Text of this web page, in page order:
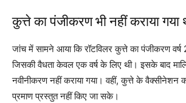
कुत्ते का पंजीकरण भी नहीं कराया गया
जांच में सामने आया कि रॉटविलर कुत्ते का पंजीकरण वर्ष
जिसकी वैधता केवल एक वर्ष के लिए थी। इसके बाद
नवीनीकरण नहीं कराया गया। वहीं, कुत्ते के वैक्सीनेशन
प्रमाण प्रस्तुत नहीं किए जा सके।